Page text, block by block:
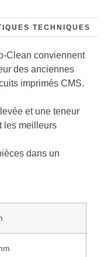
TECHNIQUES
Clean conviennent
des anciennes
imprimés CMS.
et une teneur
les meilleurs
dans un